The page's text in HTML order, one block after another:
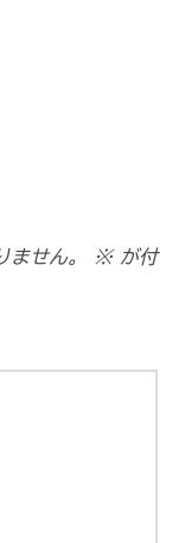
せん。 ※が付